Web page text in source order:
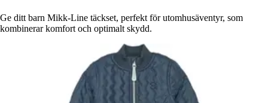
Ge ditt barn Mikk-Line täckset, perfekt för utomhusäventyr, som
kombinerar komfort och optimalt skydd.